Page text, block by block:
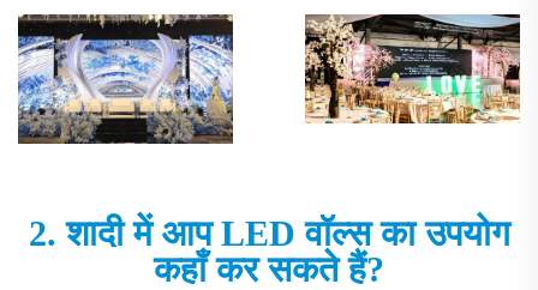
2. शादी में आप LED वॉल्स का उपयोग
कहाँ कर सकते हैं?